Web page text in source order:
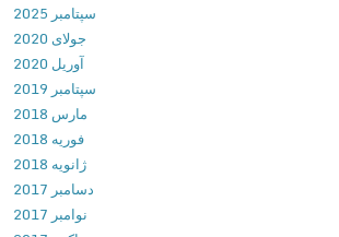
ک
ن
ت
ر
ل
و
ا
ی
ف
l
s
v
6
.
1
.
0
د
سپتامبر 2025
جولای 2020
آوریل 2020
سپتامبر 2019
مارس 2018
فوریه 2018
ژانویه 2018
دسامبر 2017
نوامبر 2017